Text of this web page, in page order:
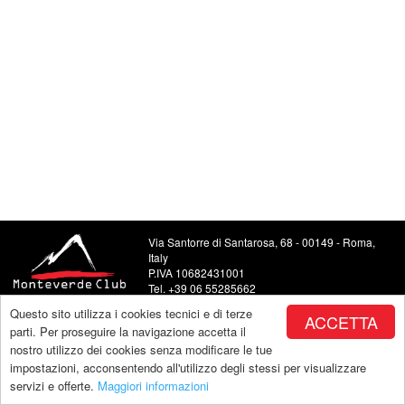
ACCETTA
Questo sito utilizza i cookies tecnici e di terze
parti. Per proseguire la navigazione accetta il
nostro utilizzo dei cookies senza modificare le tue
impostazioni, acconsentendo all'utilizzo degli stessi per visualizzare
servizi e offerte. Maggiori informazioni
Via Santorre di Santarosa, 68 - 00149 - Roma,
Italy
P.IVA 10682431001
Tel. +39 06 55285662
Food and Beverage +39 06 5504443
E-mail: info@monteverdeclub.it
Copyright by Monteverde |powered by Makeitapp